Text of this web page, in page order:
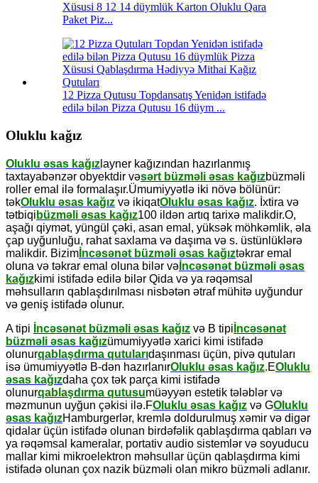
Xüsusi 8 12 14 düymlük Karton Oluklu Qara
Paket Piz...
12 Pizza Qutusu Topdansatış Yenidən istifadə
edilə bilən Pizza Qutusu 16 düym ...
Oluklu kağız
Oluklu əsas kağız layner kağızından hazırlanmış
taxtayabənzər obyektdir vəsərt büzməli əsas kağızbüzməli
roller emal ilə formalaşır.Ümumiyyətlə iki növə bölünür:
təkOluklu əsas kağız və ikiqatOluklu əsas kağız. İxtira və
tətbiqi büzməli əsas kağız100 ildən artıq tarixə malikdir.O,
aşağı qiymət, yüngül çəki, asan emal, yüksək möhkəmlik, əla
çap uyğunluğu, rahat saxlama və daşıma və s. üstünlüklərə
malikdir. Bizim İncəsənət büzməli əsas kağıztəkrar emal
oluna və təkrar emal oluna bilər və İncəsənət büzməli əsas
kağızkimi istifadə edilə bilər Qida və ya rəqəmsal
məhsulların qablaşdırılması nisbətən ətraf mühitə uyğundur
və geniş istifadə olunur.
A tipi İncəsənət büzməli əsas kağız və B tipi İncəsənət
büzməli əsas kağızümumiyyətlə xarici kimi istifadə
olunurqablaşdırma qutularıdaşınması üçün, pivə qutuları
isə ümumiyyətlə B-dən hazırlanırOluklu əsas kağız.EOluklu
əsas kağızdaha çox tək parça kimi istifadə
olunurqablaşdırma qutusumüəyyən estetik tələblər və
məzmunun uyğun çəkisi ilə.FOluklu əsas kağız və GOluklu
əsas kağızHamburgerlər, kremlə doldurulmuş xəmir və digər
qidalar üçün istifadə olunan birdəfəlik qablaşdırma qabları və
ya rəqəmsal kameralar, portativ audio sistemlər və soyuducu
mallar kimi mikroelektron məhsullar üçün qablaşdırma kimi
istifadə olunan çox nazik büzməli olan mikro büzməli adlanır.